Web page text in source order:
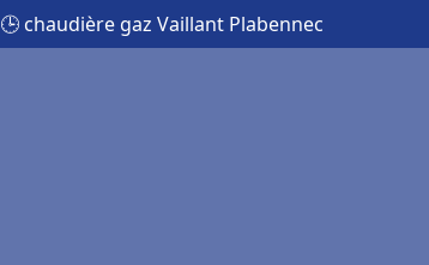
🕒 chaudière gaz Vaillant Plabennec